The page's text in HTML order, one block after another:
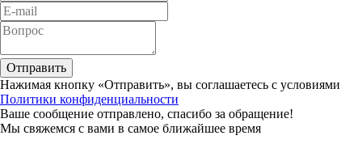
Отправить
Нажимая кнопку «Отправить», вы соглашаетесь с условиями
Политики конфиденциальности
Ваше сообщение отправлено, спасибо за обращение!
Мы свяжемся с вами в самое ближайшее время